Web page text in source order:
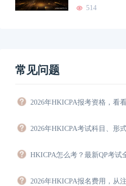
514
常见问题
HKICPA怎么考？最新QP考试
2026年HKICPA报名费用，从